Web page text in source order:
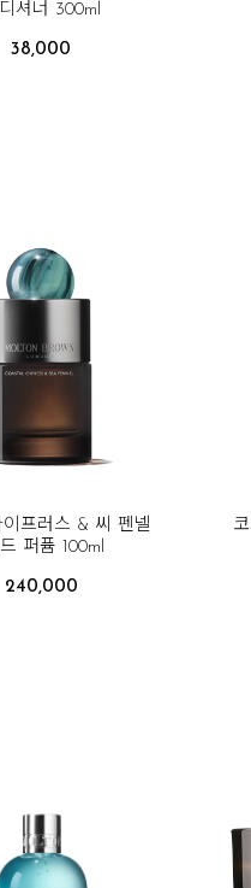
셔너 300ml
38,000
이프러스 & 씨 펜넬
퍼퓸 100ml
240,000